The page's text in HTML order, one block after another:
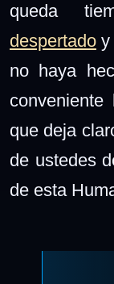
queda
despertado y
no haya
que deja
de ustedes
de esta